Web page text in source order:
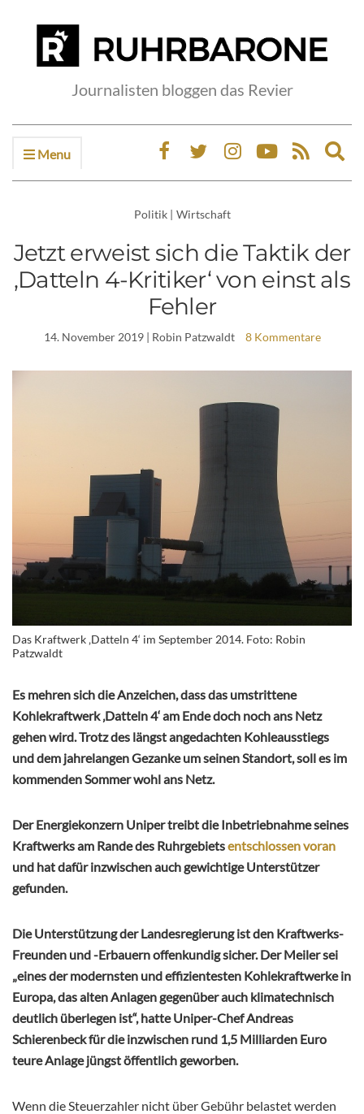
Journalisten bloggen das Revier
Menu
Politik | Wirtschaft
Jetzt erweist sich die Taktik der
‚Datteln 4-Kritiker‘ von einst als
Fehler
14. November 2019| Robin Patzwaldt 8 Kommentare
Das Kraftwerk ‚Datteln 4‘ im September 2014. Foto: Robin
Patzwaldt
Es mehren sich die Anzeichen, dass das umstrittene
Kohlekraftwerk ‚Datteln 4‘ am Ende doch noch ans Netz
gehen wird. Trotz des längst angedachten Kohleausstiegs
und dem jahrelangen Gezanke um seinen Standort, soll es im
kommenden Sommer wohl ans Netz.
Der Energiekonzern Uniper treibt die Inbetriebnahme seines
Kraftwerks am Rande des Ruhrgebietsentschlossen voran
und hat dafür inzwischen auch gewichtige Unterstützer
gefunden.
Die Unterstützung der Landesregierung ist den Kraftwerks-
Freunden und -Erbauern offenkundig sicher. Der Meiler sei
„eines der modernsten und effizientesten Kohlekraftwerke in
Europa, das alten Anlagen gegenüber auch klimatechnisch
deutlich überlegen ist“, hatte Uniper-Chef Andreas
Schierenbeck für die inzwischen rund 1,5 Milliarden Euro
teure Anlage jüngst öffentlich geworben.
Wenn die Steuerzahler nicht über Gebühr belastet werden